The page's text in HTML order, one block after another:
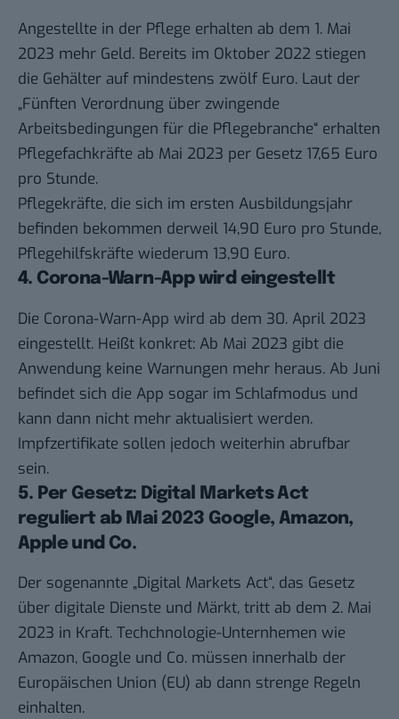
Angestellte in der Pflege erhalten ab dem 1. Mai
2023 mehr Geld. Bereits im Oktober 2022 stiegen
die Gehälter auf mindestens zwölf Euro. Laut der
„Fünften Verordnung über zwingende
Arbeitsbedingungen für die Pflegebranche“ erhalten
Pflegefachkräfte ab Mai 2023 per Gesetz 17,65 Euro
pro Stunde.
Pflegekräfte, die sich im ersten Ausbildungsjahr
befinden bekommen derweil 14,90 Euro pro Stunde,
Pflegehilfskräfte wiederum 13,90 Euro.
4. Corona-Warn-App wird eingestellt
Die Corona-Warn-App wird ab dem 30. April 2023
eingestellt. Heißt konkret: Ab Mai 2023 gibt die
Anwendung keine Warnungen mehr heraus. Ab Juni
befindet sich die App sogar im Schlafmodus und
kann dann nicht mehr aktualisiert werden.
Impfzertifikate sollen jedoch weiterhin abrufbar
sein.
5. Per Gesetz: Digital Markets Act
reguliert ab Mai 2023 Google, Amazon,
Apple und Co.
Der sogenannte „Digital Markets Act“, das Gesetz
über digitale Dienste und Märkt, tritt ab dem 2. Mai
2023 in Kraft. Techchnologie-Unternhemen wie
Amazon, Google und Co. müssen innerhalb der
Europäischen Union (EU) ab dann strenge Regeln
einhalten.